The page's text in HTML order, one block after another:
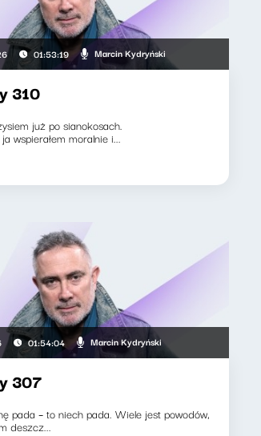
01:53:19 Marcin Kydryński
310
już po sianokosach.
wspierałem moralnie i...
01:54:04 Marcin Kydryński
307
pada – to niech pada. Wiele jest powodów,
deszcz...